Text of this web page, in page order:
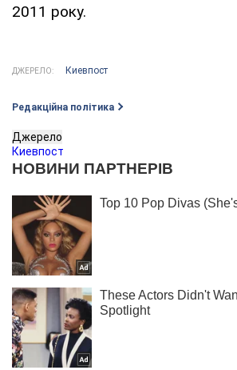
2011 року.
ДЖЕРЕЛО: Киевпост
Редакційна політика
Джерело
Киевпост